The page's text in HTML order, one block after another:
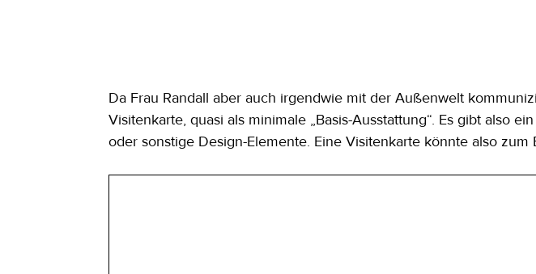
Da Frau Randall aber auch irgendwie mit der Außenwelt
Visitenkarte, quasi als minimale „Basis-Ausstattung“. Es gibt also
oder sonstige Design-Elemente. Eine Visitenkarte könnte also zum